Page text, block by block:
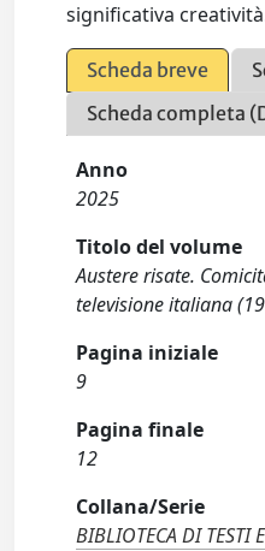
significativa
Scheda breve
Scheda completa
Anno
2025
Titolo del volume
Austere risate.
televisione italiana
Pagina iniziale
9
Pagina finale
12
Collana/Serie
BIBLIOTECA DI TESTI